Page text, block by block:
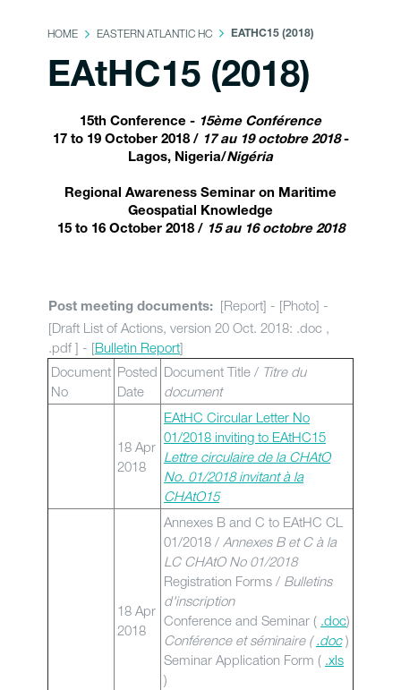
HOME EASTERN ATLANTIC HC EATHC15 (2018)
EAtHC15 (2018)
15th Conference - 15ème Conférence
17 to 19 October 2018 / 17 au 19 octobre 2018-
Lagos, Nigeria/Nigéria
Regional Awareness Seminar on Maritime
Geospatial Knowledge
15 to 16 October 2018 / 15 au 16 octobre 2018
Post meeting documents: [Report] - [Photo] -
[Draft List of Actions, version 20 Oct. 2018: .doc ,
.pdf ] - [Bulletin Report]
Document
No
Posted
Date
Document Title / Titre du
document
18 Apr
2018
EAtHC Circular Letter No
01/2018 inviting to EAtHC15
Lettre circulaire de la CHAtO
No. 01/2018 invitant à la
CHAtO15
18 Apr
2018
Annexes B and C to EAtHC CL
01/2018 / Annexes B et C à la
LC CHAtO No 01/2018
Registration Forms / Bulletins
d'inscription
Conference and Seminar ( .doc)
Conférence et séminaire (.doc)
Seminar Application Form ( .xls
)